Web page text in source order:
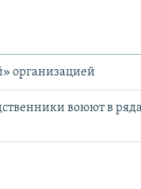
организацией
воюют в